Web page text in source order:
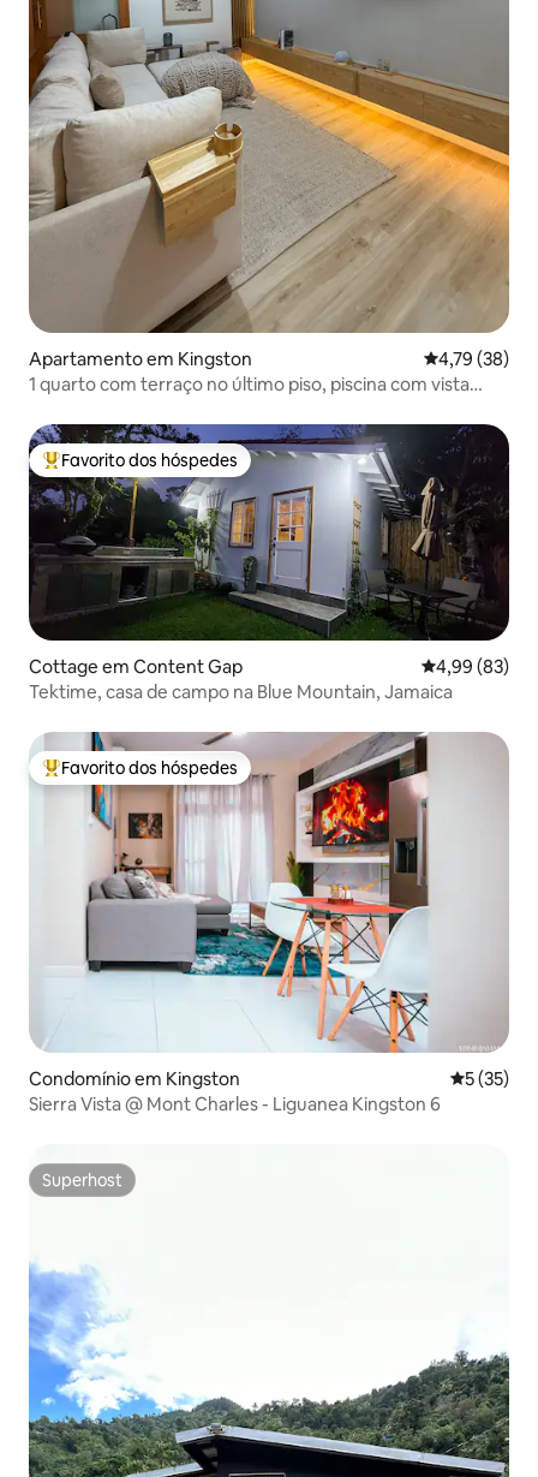
Apartamento em Kingston Classificação
4,79 (38)
1 quarto com terraço no último piso, piscina com vista
Favoritos dos hóspedes mais apreciados
Favorito dos hóspedes
Cottage em Content Gap Classificação
4,99 (83)
Tektime, casa de campo na Blue Mountain, Jamaica
Favoritos dos hóspedes mais apreciados
Favorito dos hóspedes
Condomínio em Kingston
5 (35)
Sierra Vista @ Mont Charles - Liguanea Kingston 6
Superhost
Superhost